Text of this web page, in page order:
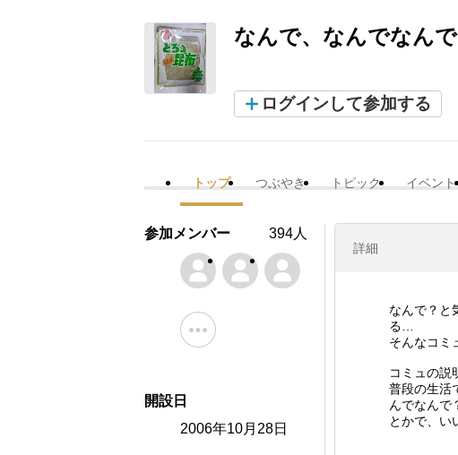
なんで、なんでなんで
ログインして参加する
トップ つぶやき トピック イベント
詳細
なんで？と
る…
そんなコミ
コミュの説
普段の生活
んでなんで
とかで、い
参加メンバー 394人
開設日
2006年10月28日